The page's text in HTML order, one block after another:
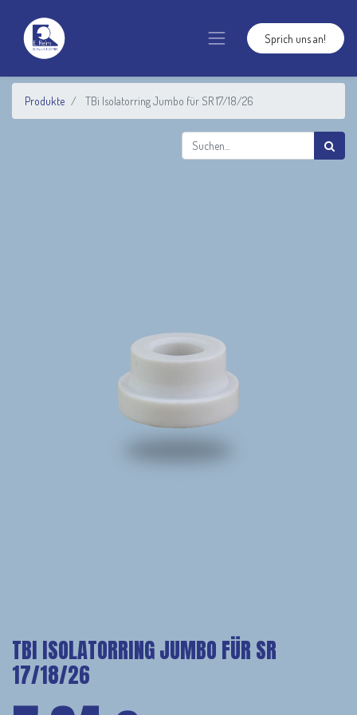
Sprich uns an!
Produkte TBi Isolatorring Jumbo für SR 17/18/26
TBI ISOLATORRING JUMBO FÜR SR
17/18/26